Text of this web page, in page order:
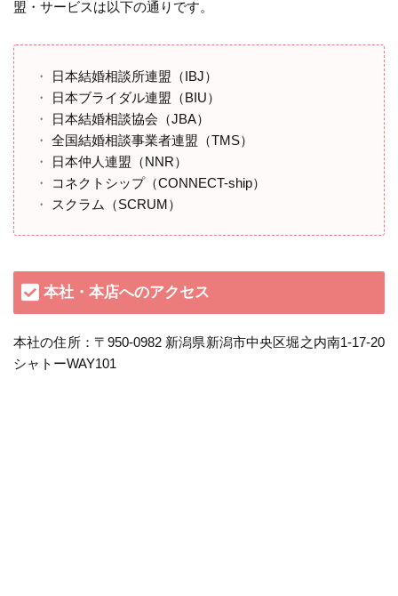
盟・サービスは以下の通りです。
日本結婚相談所連盟（IBJ）
日本ブライダル連盟（BIU）
日本結婚相談協会（JBA）
全国結婚相談事業者連盟（TMS）
日本仲人連盟（NNR）
コネクトシップ（CONNECT-ship）
スクラム（SCRUM）
本社・本店へのアクセス
本社の住所：〒950-0982 新潟県新潟市中央区堀之内南1-17-20
シャトーWAY101